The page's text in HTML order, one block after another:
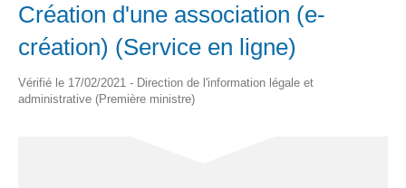
Création d'une association (e-
création) (Service en ligne)
Vérifié le 17/02/2021 - Direction de l'information légale et
administrative (Première ministre)